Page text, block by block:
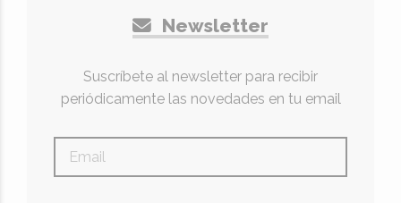
Newsletter
Suscríbete al newsletter para recibir
periódicamente las novedades en tu email